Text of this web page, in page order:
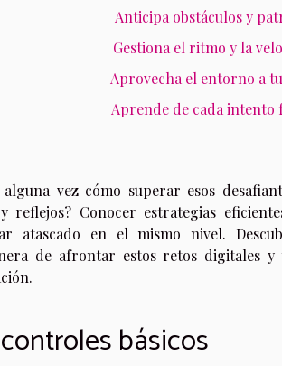
Anticipa obstáculos y
Gestiona el ritmo y la
Aprovecha el entorno a
Aprende de cada intento
vez cómo superar esos
reflejos? Conocer estrategias
atascado en el mismo nivel.
de afrontar estos retos digitales
básicos